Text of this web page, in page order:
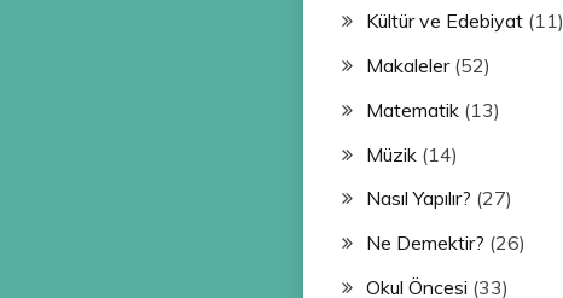
Kültür ve Edebiyat(11)
Makaleler(52)
Matematik(13)
Müzik(14)
Nasıl Yapılır? (27)
Ne Demektir? (26)
Okul Öncesi (33)